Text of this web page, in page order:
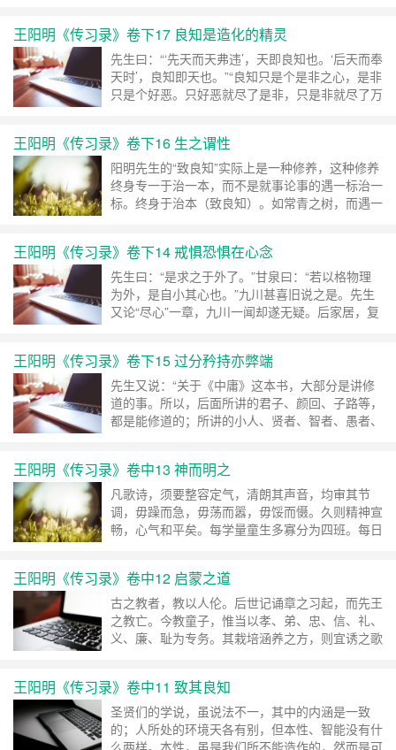
是一个私心，便不当理。人却说他做得当理。只心
有朱纯，往往悦慕其所为，要来外面做得好看，却
与心全不相干。 ……继续阅读 »
王阳明《传习录》卷下17 良知是造化的精灵
先生曰：“‘先天而天弗违’，天即良知也。‘后天而奉
天时’，良知即天也。”“良知只是个是非之心，是非
只是个好恶。只好恶就尽了是非，只是非就尽了万
王阳明《传习录》卷下16 生之谓性
阳明先生的“致良知”实际上是一种修养，这种修养
终身专一于治一本，而不是就事论事的遇一标治一
标。终身于治本（致良知）。如常青之树，而遇一
王阳明《传习录》卷下14 戒惧恐惧在心念
先生曰：“是求之于外了。”甘泉曰：“若以格物理
为外，是自小其心也。”九川甚喜旧说之是。先生
又论“尽心”一章，九川一闻却遂无疑。后家居，复
之说非是。然亦疑先生以意之所在为物，物字未
明。 ……继续阅读 »
王阳明《传习录》卷下15 过分矜持亦弊端
先生又说：“关于《中庸》这本书，大部分是讲修
道的事。所以，后面所讲的君子、颜回、子路等，
都是能修道的；所讲的小人、贤者、智者、愚者、
然修道的圣人。” ……继续阅读 »
王阳明《传习录》卷中13 神而明之
凡歌诗，须要整容定气，清朗其声音，均审其节
调，毋躁而急，毋荡而嚣，毋馁而慑。久则精神宣
畅，心气和平矣。每学量童生多寡分为四班。每日
继续阅读 »
王阳明《传习录》卷中12 启蒙之道
古之教者，教以人伦。后世记诵章之习起，而先王
之教亡。今教童子，惟当以孝、弟、忠、信、礼、
义、廉、耻为专务。其栽培涵养之方，则宜诱之歌
皆末俗庸鄙之见，乌足以知古人立教之意哉？
……继续阅读 »
王阳明《传习录》卷中11 致其良知
圣贤们的学说，虽说法不一，其中的内涵是一致
的；人所处的环境天各有别，但本性、智能没有什
么两样。本性，虽是我们所不能造作的，然而是可